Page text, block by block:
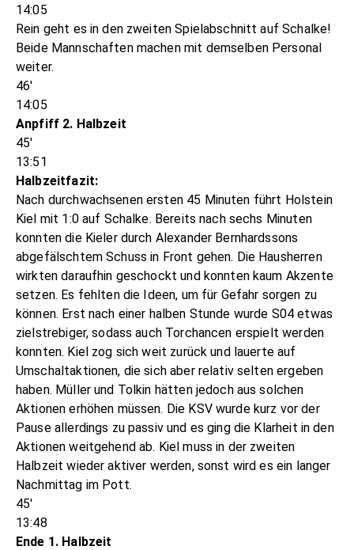
14:05
Rein geht es in den zweiten Spielabschnitt auf Schalke!
Beide Mannschaften machen mit demselben Personal
weiter.
46'
14:05
Anpfiff 2. Halbzeit
45'
13:51
Halbzeitfazit:
Nach durchwachsenen ersten 45 Minuten führt Holstein
Kiel mit 1:0 auf Schalke. Bereits nach sechs Minuten
konnten die Kieler durch Alexander Bernhardssons
abgefälschtem Schuss in Front gehen. Die Hausherren
wirkten daraufhin geschockt und konnten kaum Akzente
setzen. Es fehlten die Ideen, um für Gefahr sorgen zu
können. Erst nach einer halben Stunde wurde S04 etwas
zielstrebiger, sodass auch Torchancen erspielt werden
konnten. Kiel zog sich weit zurück und lauerte auf
Umschaltaktionen, die sich aber relativ selten ergeben
haben. Müller und Tolkin hätten jedoch aus solchen
Aktionen erhöhen müssen. Die KSV wurde kurz vor der
Pause allerdings zu passiv und es ging die Klarheit in den
Aktionen weitgehend ab. Kiel muss in der zweiten
Halbzeit wieder aktiver werden, sonst wird es ein langer
Nachmittag im Pott.
45'
13:48
Ende 1. Halbzeit